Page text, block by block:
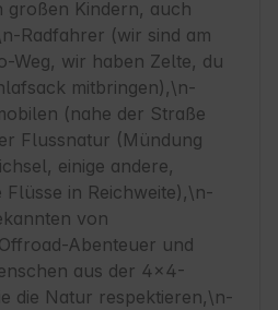
großen Kindern, auch
Radfahrer (wir sind am
Weg, wir haben Zelte, du
mitbringen),\n-
(nahe der Straße
Flussnatur (Mündung
einige andere,
Flüsse in Reichweite),\n-
von
Abenteuer und
aus der 4x4-
die Natur respektieren,\n-